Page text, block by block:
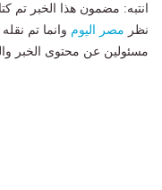
انتبه: مضمون هذا الخبر تم
نظر مصر اليوم وانما تم
مسئولين عن محتوى الخبر